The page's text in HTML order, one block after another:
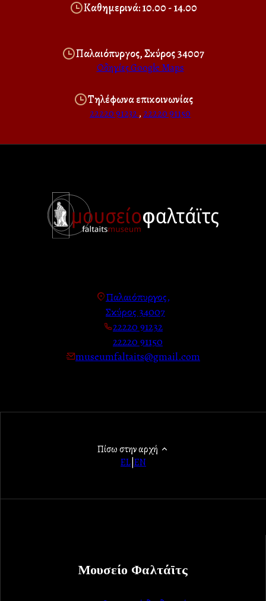
Καθημερινά: 10.00 - 14.00
Παλαιόπυργος, Σκύρος 34007
Οδηγίες Google Maps
Τηλέφωνα επικοινωνίας
22220 91232,22220 91150
Παλαιόπυργος,
Σκύρος 34007
22220 91232
22220 91150
museumfaltaits@gmail.com
Πίσω στην αρχή
EL EN
Μουσείο Φαλτάϊτς